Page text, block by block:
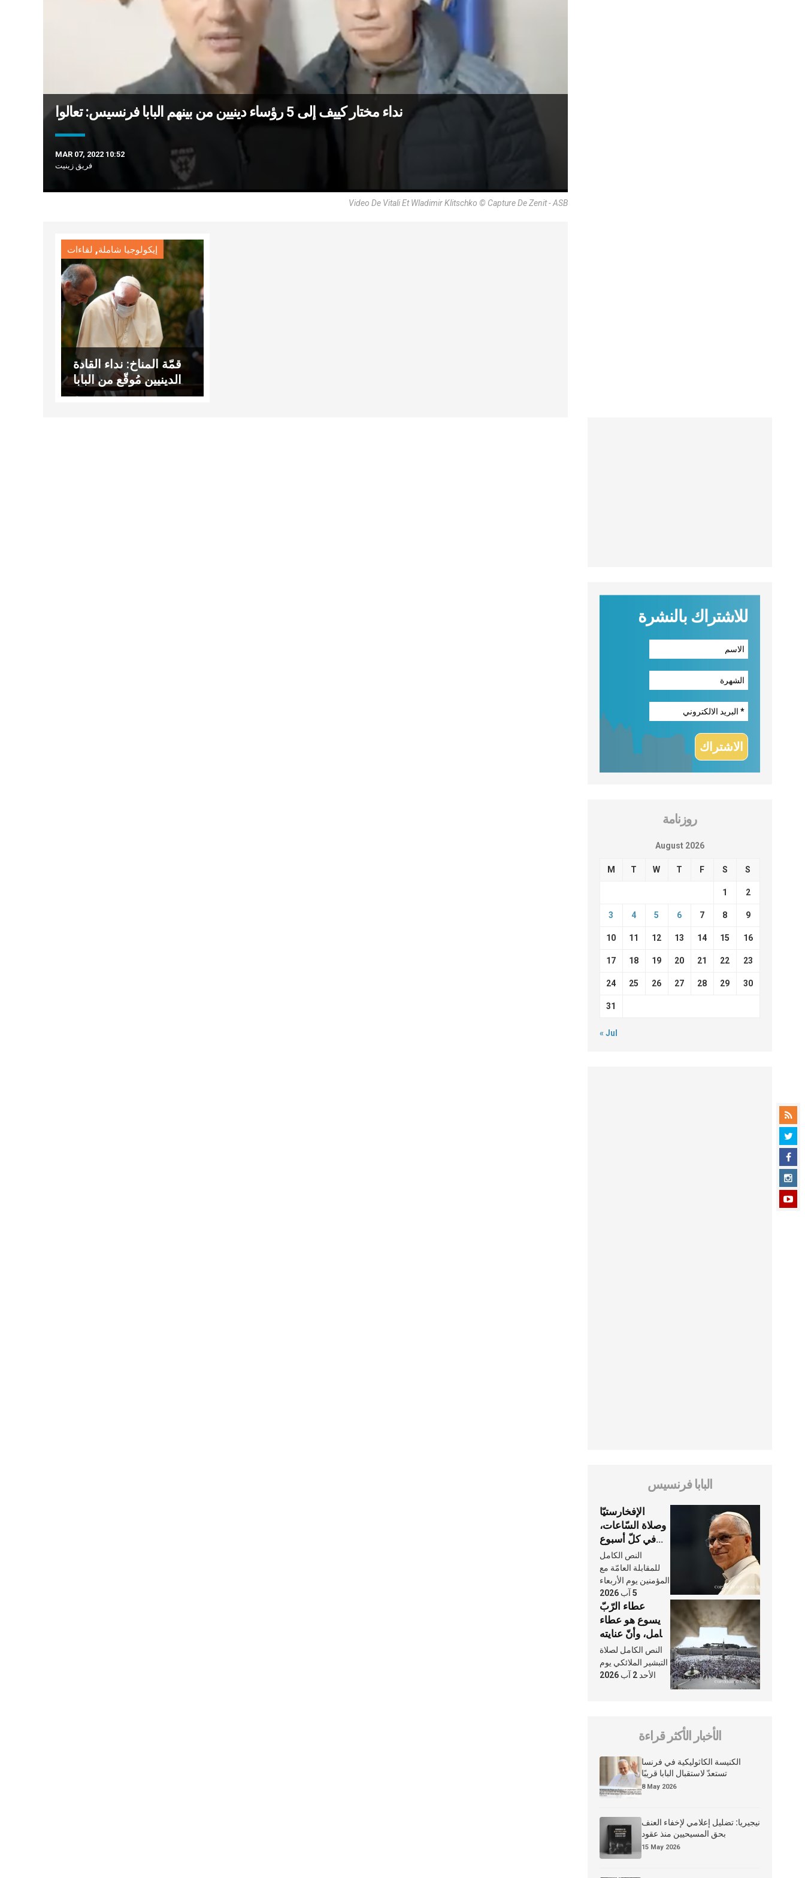
نداء مختار كييف إلى 5 رؤساء دينيين من بينهم البابا فرنسيس: تعالوا
MAR 07, 2022 10:52
فريق زينيت
Video De Vitali Et Wladimir Klitschko © Capture De Zenit - ASB
إيكولوجيا شاملة, لقاءات
قمّة المناخ: نداء القادة
الدينيين مُوقّع من البابا
للاشتراك بالنشرة
روزنامة
August 2026
M T W T F S S
1 2
3 4 5 6 7 8 9
10 11 12 13 14 15 16
17 18 19 20 21 22 23
24 25 26 27 28 29 30
31
« Jul
البابا فرنسيس
الإفخارستيّا
وصلاة السّاعات،
في كلّ أسبوع
وكلّ يوم، هما
النَّفَس في حياة
الكنيسة
النص الكامل
للمقابلة العامّة مع
المؤمنين يوم الأربعاء
5 آب 2026
عطاء الرّبّ
يسوع هو عطاء
شامل، وأنّ عنايته
بنا لا تغيب عنّا
أبدًا
النص الكامل لصلاة
التبشير الملائكي يوم
الأحد 2 آب 2026
الأخبار الأكثر قراءة
الكنيسة الكاثوليكية في فرنسا
تستعدّ لاستقبال البابا قريبًا
8 May 2026
نيجيريا: تضليل إعلامي لإخفاء العنف
بحق المسيحيين منذ عقود
15 May 2026